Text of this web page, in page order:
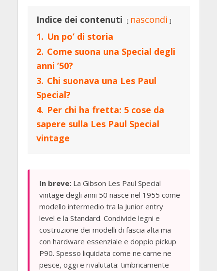
Indice dei contenuti
nascondi
1. Un po’ di storia
2. Come suona una Special degli
anni ’50?
3. Chi suonava una Les Paul
Special?
4. Per chi ha fretta: 5 cose da
sapere sulla Les Paul Special
vintage
In breve:La Gibson Les Paul Special
vintage degli anni 50 nasce nel 1955 come
modello intermedio tra la Junior entry
level e la Standard. Condivide legni e
costruzione dei modelli di fascia alta ma
con hardware essenziale e doppio pickup
P90. Spesso liquidata come ne carne ne
pesce, oggi e rivalutata: timbricamente